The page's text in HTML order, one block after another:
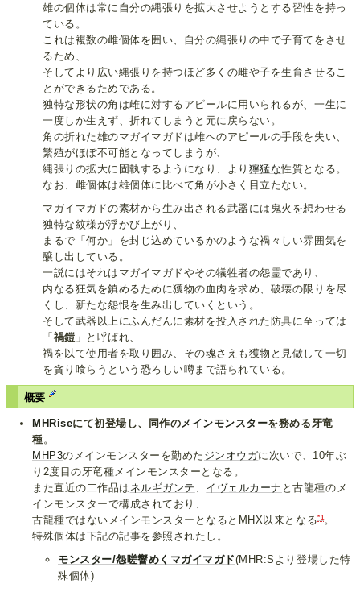
雄の個体は常に自分の縄張りを拡大させようとする習性を持っ
ている。
これは複数の雌個体を囲い、自分の縄張りの中で子育てをさせ
るため、
そしてより広い縄張りを持つほど多くの雌や子を生育させるこ
とができるためである。
独特な形状の角は雌に対するアピールに用いられるが、一生に
一度しか生えず、折れてしまうと元に戻らない。
角の折れた雄のマガイマガドは雌へのアピールの手段を失い、
繁殖がほぼ不可能となってしまうが、
縄張りの拡大に固執するようになり、より 獰猛な性質となる。
なお、雌個体は雄個体に比べて角が小さく目立たない。
マガイマガドの素材から生み出される武器には鬼火を想わせる
独特な紋様が浮かび上がり、
まるで「何か」を封じ込めているかのような禍々しい雰囲気を
醸し出している。
一説にはそれはマガイマガドやその犠牲者の怨霊であり、
内なる狂気を鎮めるために獲物の血肉を求め、破壊の限りを尽
くし、新たな怨恨を生み出していくという。
そして武器以上にふんだんに素材を投入された防具に至っては
「 禍鎧 」と呼ばれ、
禍を以て使用者を取り囲み、その魂さえも獲物と見做して一切
を貪り喰らうという恐ろしい噂まで語られている。
概要
MHRiseにて初登場し、同作の メインモンスターを務める牙竜
種 。
MHP3のメインモンスターを勤めた ジンオウガに次いで、10年ぶ
り2度目の牙竜種メインモンスターとなる。
また直近の二作品は ネルギガンテ イヴェルカーナ と古龍種のメ
インモンスターで構成されており、
古龍種ではないメインモンスターとなるとMHX以来となる*1。
特殊個体は下記の記事を参照されたし。
モンスター/怨嗟響めくマガイマガド(MHR:Sより登場した特
殊個体)